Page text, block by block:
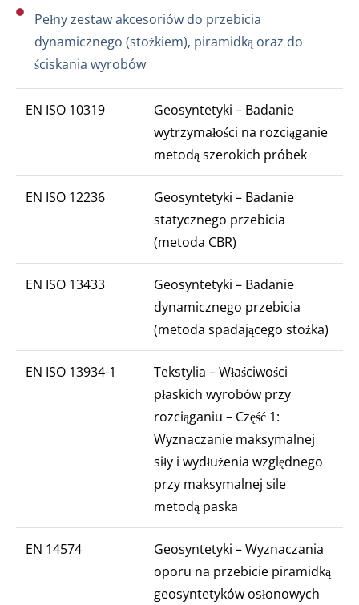
Pełny zestaw akcesoriów do przebicia
dynamicznego (stożkiem), piramidką oraz do
ściskania wyrobów
EN ISO 10319
Geosyntetyki – Badanie
wytrzymałości na rozciąganie
metodą szerokich próbek
EN ISO 12236
Geosyntetyki – Badanie
statycznego przebicia
(metoda CBR)
EN ISO 13433
Geosyntetyki – Badanie
dynamicznego przebicia
(metoda spadającego stożka)
EN ISO 13934-1
Tekstylia – Właściwości
płaskich wyrobów przy
rozciąganiu – Część 1:
Wyznaczanie maksymalnej
siły i wydłużenia względnego
przy maksymalnej sile
metodą paska
EN 14574
Geosyntetyki – Wyznaczania
oporu na przebicie piramidką
geosyntetyków osłonowych